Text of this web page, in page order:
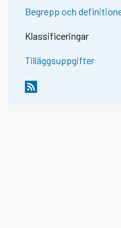
Begrepp och
Klassificeringar
Tilläggsuppgifter